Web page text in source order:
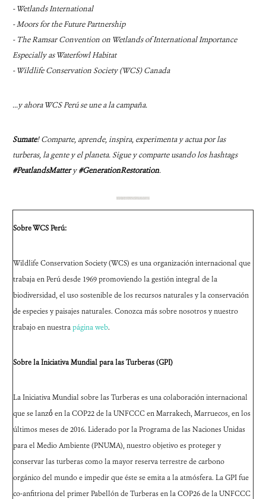
- Wetlands International
- Moors for the Future Partnership
- The Ramsar Convention on Wetlands of International Importance
Especially as Waterfowl Habitat
- Wildlife Conservation Society (WCS) Canada
...y ahora WCS Perú se une a la campaña.
Sumate! Comparte, aprende, inspira, experimenta y actua por las
turberas, la gente y el planeta. Sigue y comparte usando los hashtags
#PeatlandsMattery#GenerationRestoration.
Sobre WCS Perú:
Wildlife Conservation Society (WCS) es una organización internacional que
trabaja en Perú desde 1969 promoviendo la gestión integral de la
biodiversidad, el uso sostenible de los recursos naturales y la conservación
de especies y paisajes naturales. Conozca más sobre nosotros y nuestro
trabajo en nuestrapágina web.
Sobre la Iniciativa Mundial para las Turberas (GPI)
La Iniciativa Mundial sobre las Turberas es una colaboración internacional
que se lanzó́ en la COP22 de la UNFCCC en Marrakech, Marruecos, en los
últimos meses de 2016. Liderado por la Programa de las Naciones Unidas
para el Medio Ambiente (PNUMA), nuestro objetivo es proteger y
conservar las turberas como la mayor reserva terrestre de carbono
orgánico del mundo e impedir que éste se emita a la atmósfera. La GPI fue
co-anfitriona del primer Pabellón de Turberas en la COP26 de la UNFCCC